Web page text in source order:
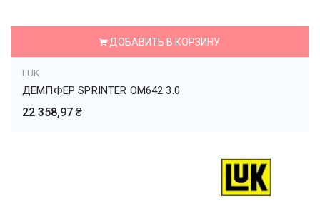
ДОБАВИТЬ В КОРЗИНУ
LUK
ДЕМПФЕР SPRINTER OM642 3.0
22 358,97 ₴